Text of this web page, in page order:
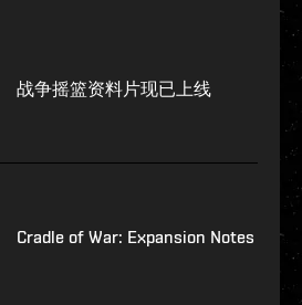
战争摇篮资料片现已上线
Cradle of War: Expansion Notes